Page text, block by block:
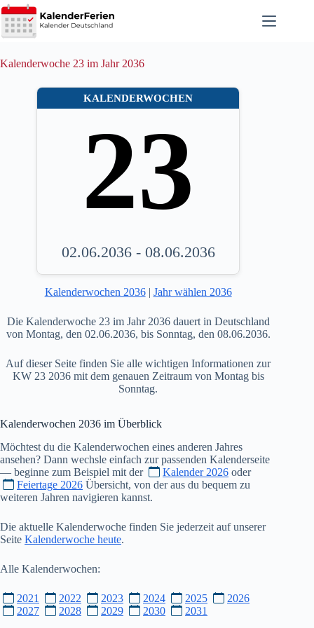
Zum
Inhalt
springen
Kalenderwoche 23 im Jahr 2036
KALENDERWOCHEN
23
02.06.2036 - 08.06.2036
Kalenderwochen 2036| Jahr wählen 2036
Die Kalenderwoche 23 im Jahr 2036 dauert in Deutschland
von Montag, den 02.06.2036, bis Sonntag, den 08.06.2036.
Auf dieser Seite finden Sie alle wichtigen Informationen zur
KW 23 2036 mit dem genauen Zeitraum von Montag bis
Sonntag.
Kalenderwochen 2036 im Überblick
Möchtest du die Kalenderwochen eines anderen Jahres
ansehen? Dann wechsle einfach zur passenden Kalenderseite
— beginne zum Beispiel mit der
Kalender 2026 oder
Feiertage 2026 Übersicht, von der aus du bequem zu
weiteren Jahren navigieren kannst.
Die aktuelle Kalenderwoche finden Sie jederzeit auf unserer
Seite Kalenderwoche heute.
Alle Kalenderwochen:
2021 2022 2023 2024 2025
2026
2027
2028 2029 2030 2031